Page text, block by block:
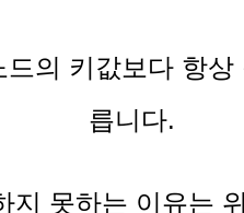
의 키값보다 항상
릅니다.
지 못하는 이유는